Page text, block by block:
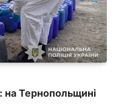
на Тернопольщині